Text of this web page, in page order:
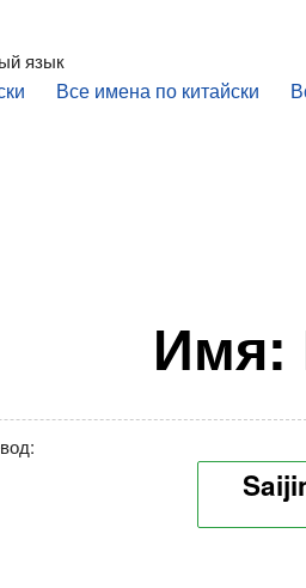
язык
Все имена по китайски
Имя: